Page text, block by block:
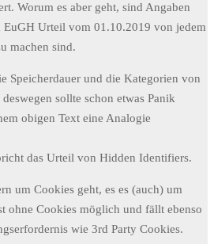
Worum es aber geht, sind Angaben
EuGH Urteil vom 01.10.2019 von jedem
machen sind.
Speicherdauer und die Kategorien von
sollte schon etwas Panik
obigen Text eine Analogie
das Urteil von Hidden Identifiers.
um Cookies geht, es es (auch) um
ohne Cookies möglich und fällt ebenso
wie 3rd Party Cookies.